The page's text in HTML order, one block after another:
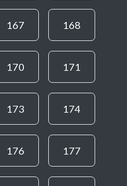
167 168
170 171
173 174
176 177